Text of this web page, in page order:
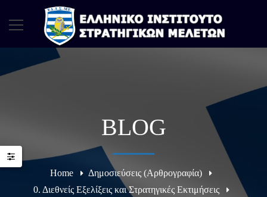
BLOG
Home
Δημοσιεύσεις (Αρθρογραφία)
0. Διεθνείς Εξελίξεις και Στρατηγικές Εκτιμήσεις